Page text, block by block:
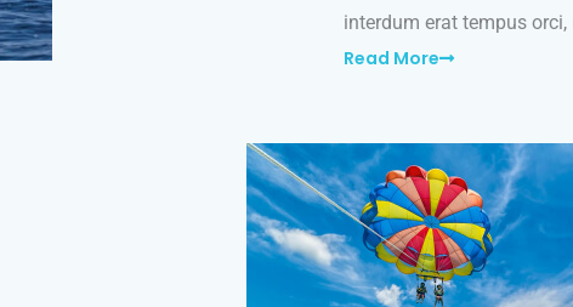
interdum erat tempus
Read More